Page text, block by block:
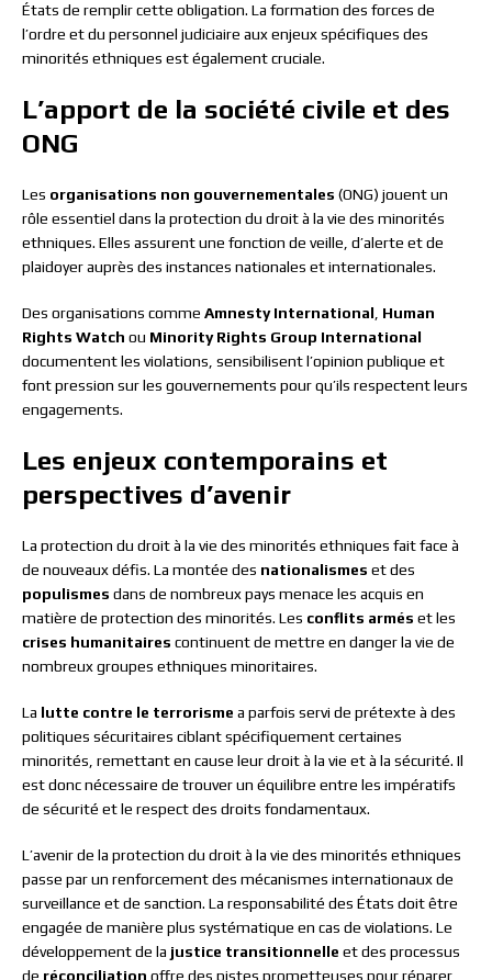
États de remplir cette obligation. La formation des forces de
l’ordre et du personnel judiciaire aux enjeux spécifiques des
minorités ethniques est également cruciale.
L’apport de la société civile et des
ONG
Les organisations non gouvernementales (ONG) jouent un
rôle essentiel dans la protection du droit à la vie des minorités
ethniques. Elles assurent une fonction de veille, d’alerte et de
plaidoyer auprès des instances nationales et internationales.
Des organisations comme Amnesty International, Human
Rights Watch ou Minority Rights Group International
documentent les violations, sensibilisent l’opinion publique et
font pression sur les gouvernements pour qu’ils respectent leurs
engagements.
Les enjeux contemporains et
perspectives d’avenir
La protection du droit à la vie des minorités ethniques fait face à
de nouveaux défis. La montée des nationalismes et des
populismes dans de nombreux pays menace les acquis en
matière de protection des minorités. Les conflits armés et les
crises humanitaires continuent de mettre en danger la vie de
nombreux groupes ethniques minoritaires.
La lutte contre le terrorisme a parfois servi de prétexte à des
politiques sécuritaires ciblant spécifiquement certaines
minorités, remettant en cause leur droit à la vie et à la sécurité. Il
est donc nécessaire de trouver un équilibre entre les impératifs
de sécurité et le respect des droits fondamentaux.
L’avenir de la protection du droit à la vie des minorités ethniques
passe par un renforcement des mécanismes internationaux de
surveillance et de sanction. La responsabilité des États doit être
engagée de manière plus systématique en cas de violations. Le
développement de la justice transitionnelle et des processus
de réconciliation offre des pistes prometteuses pour réparer